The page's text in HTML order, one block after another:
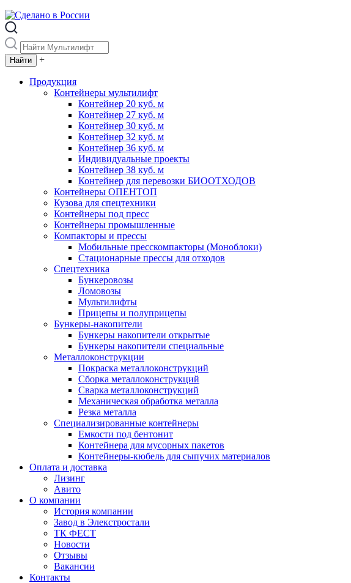
+
Продукция
Контейнеры мультилифт
Контейнер 20 куб. м
Контейнер 27 куб. м
Контейнер 30 куб. м
Контейнер 32 куб. м
Контейнер 36 куб. м
Индивидуальные проекты
Контейнер 38 куб. м
Контейнер для перевозки БИООТХОДОВ
Контейнеры ОПЕНТОП
Кузова для спецтехники
Контейнеры под пресс
Контейнеры промышленные
Компакторы и прессы
Мобильные пресскомпакторы (Моноблоки)
Стационарные прессы для отходов
Спецтехника
Бункеровозы
Ломовозы
Мультилифты
Прицепы и полуприцепы
Бункеры-накопители
Бункеры накопители открытые
Бункеры накопители специальные
Металлоконструкции
Покраска металлоконструкций
Сборка металлоконструкций
Сварка металлоконструкций
Механическая обработка металла
Резка металла
Специализированные контейнеры
Емкости под бентонит
Контейнера для мусорных пакетов
Контейнеры-кюбель для сыпучих материалов
Оплата и доставка
Лизинг
Авито
О компании
История компании
Завод в Элекстростали
ТК ФЕСТ
Новости
Отзывы
Вакансии
Контакты